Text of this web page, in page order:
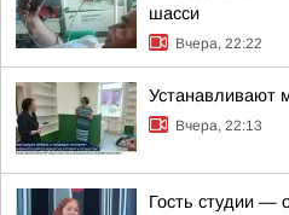
шасси
Вчера, 22:22
Устанавливают
Вчера, 22:13
Гость студии —